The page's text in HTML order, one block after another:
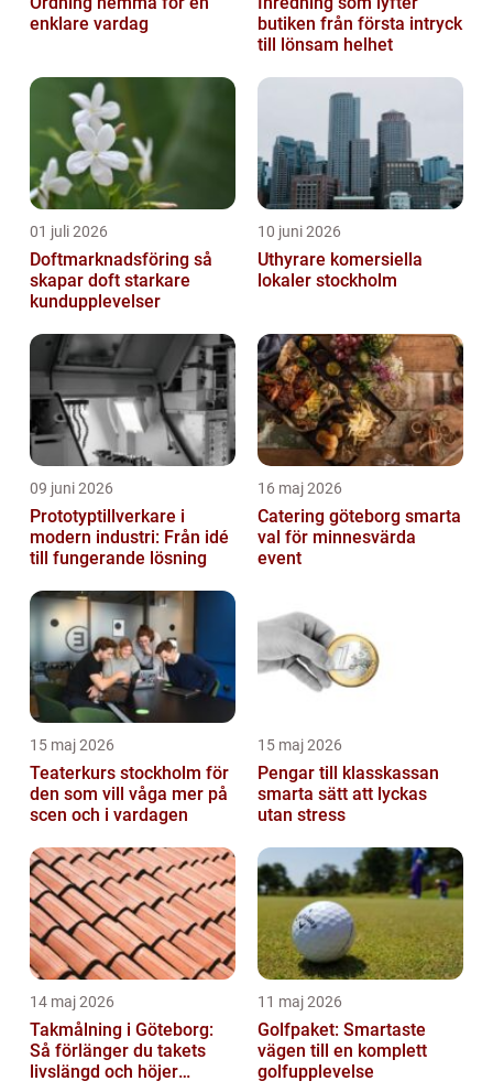
enklare vardag
butiken från första intryck
till lönsam helhet
01 juli 2026
Doftmarknadsföring så
skapar doft starkare
kundupplevelser
10 juni 2026
Uthyrare komersiella
lokaler stockholm
09 juni 2026
Prototyptillverkare i
modern industri: Från idé
till fungerande lösning
16 maj 2026
Catering göteborg smarta
val för minnesvärda
event
15 maj 2026
Teaterkurs stockholm för
den som vill våga mer på
scen och i vardagen
15 maj 2026
Pengar till klasskassan
smarta sätt att lyckas
utan stress
14 maj 2026
Takmålning i Göteborg:
Så förlänger du takets
livslängd och höjer
11 maj 2026
Golfpaket: Smartaste
vägen till en komplett
golfupplevelse